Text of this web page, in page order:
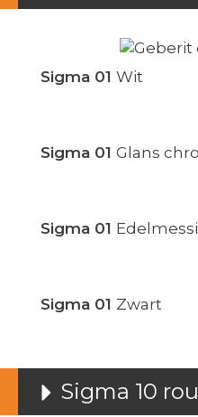
Sigma 01 Wit
Sigma 01 Glans
Sigma 01
Sigma 01 Zwart
Sigma 10